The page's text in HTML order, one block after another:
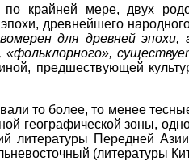
крайней мере, двух
древнейшего
для древней
предшествующей
то более, то менее
географической зоны,
литературы Передней
(литературы